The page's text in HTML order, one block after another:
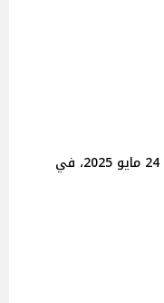
اليوم السبت 24 مايو 2025، في